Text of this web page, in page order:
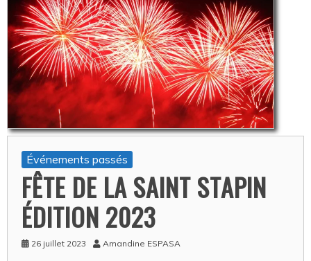
Événements passés
FÊTE DE LA SAINT STAPIN
ÉDITION 2023
26 juillet 2023 Amandine ESPASA